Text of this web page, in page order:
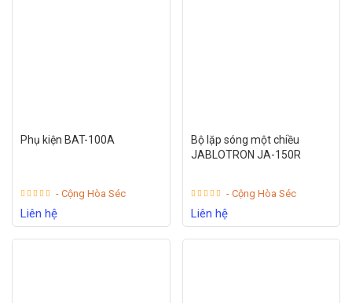
Phụ kiện BAT-100A
- Cộng Hòa Séc
Liên hệ
Bộ lặp sóng một chiều
JABLOTRON JA-150R
- Cộng Hòa Séc
Liên hệ